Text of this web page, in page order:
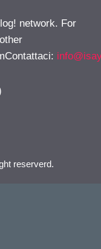
network. For
:
reserverd.